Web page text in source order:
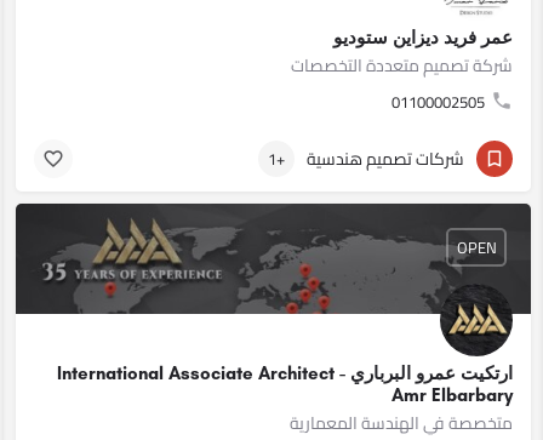
عمر فريد ديزاين ستوديو
شركة تصميم متعددة التخصصات
01100002505
شركات تصميم هندسية +1
ارتكيت عمرو البرباري - International Associate Architect
Amr Elbarbary
متخصصة في الهندسة المعمارية
OPEN